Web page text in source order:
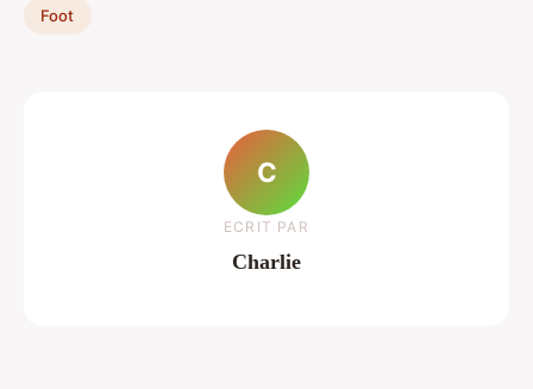
Foot
C
ECRIT PAR
Charlie